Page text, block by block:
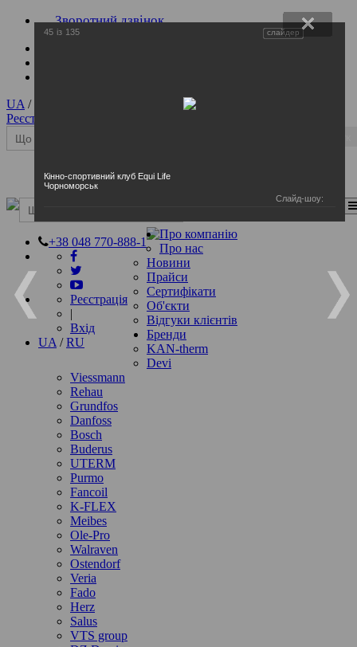
Зворотний дзвінок
UA /
Реєстрація
+38 048 770-888-1
Реєстрація
|
Вхід
UA /RU
Перемкнення навігації
Про компанію
Про нас
Новини
Прайси
Сертифікати
Об'єкти
Відгуки клієнтів
Бренди
KAN-therm
Devi
Viessmann
Rehau
Grundfos
Danfoss
Bosch
Buderus
UTERM
Purmo
Fancoil
K-FLEX
Meibes
Ole-Pro
Walraven
Ostendorf
Veria
Fado
Herz
Salus
VTS group
45 із 135 слайдер
Кінно-спортивний клуб Equi Life
Чорноморськ
Слайд-шоу: